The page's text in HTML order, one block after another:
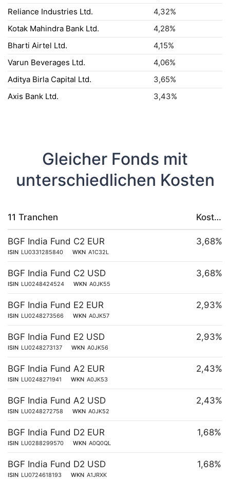
Reliance Industries Ltd.
4,32%
Kotak Mahindra Bank Ltd.
4,28%
Bharti Airtel Ltd.
4,15%
Varun Beverages Ltd.
4,06%
Aditya Birla Capital Ltd.
3,65%
Axis Bank Ltd.
3,43%
Gleicher Fonds mit
unterschiedlichen Kosten
11 Tranchen Kosten
BGF India Fund C2 EUR
ISIN LU0331285840 WKN A1C32L
3,68%
BGF India Fund C2 USD
ISIN LU0248424524 WKN A0JK55
3,68%
BGF India Fund E2 EUR
ISIN LU0248273566 WKN A0JK57
2,93%
BGF India Fund E2 USD
ISIN LU0248273137 WKN A0JK56
2,93%
BGF India Fund A2 EUR
ISIN LU0248271941 WKN A0JK53
2,43%
BGF India Fund A2 USD
ISIN LU0248272758 WKN A0JK52
2,43%
BGF India Fund D2 EUR
ISIN LU0288299570 WKN A0Q0QL
1,68%
BGF India Fund D2 USD
ISIN LU0724618193 WKN A1JRXK
1,68%